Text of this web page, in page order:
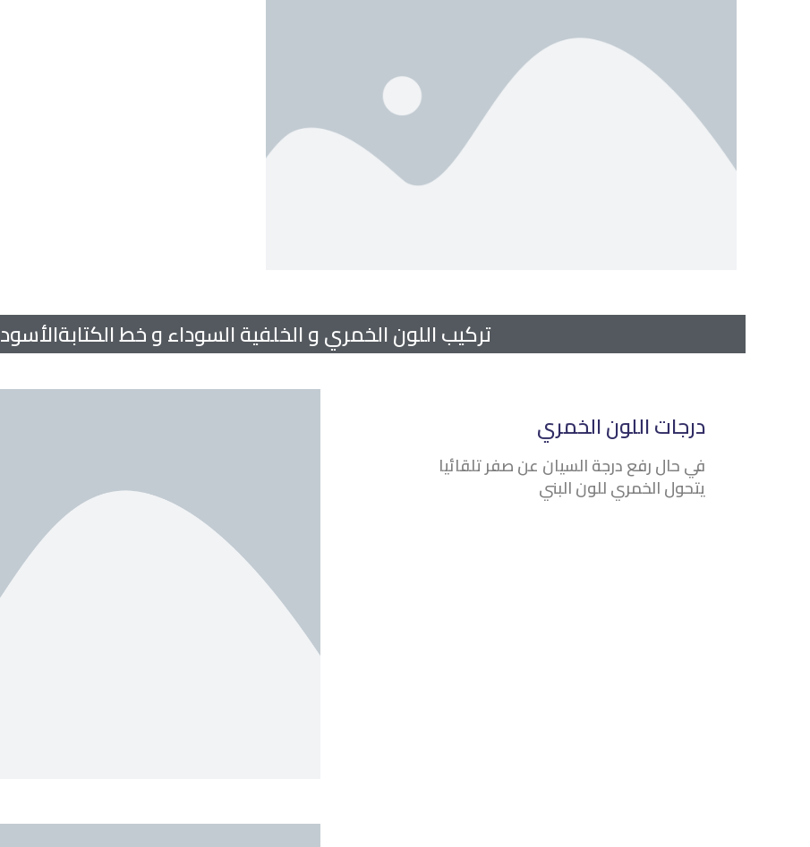
تركيب اللون الخمري و الخلفية السوداء و خط الكتابةالأسود
درجات اللون الخمري
في حال رفع درجة السيان عن صفر تلقائيا
يتحول الخمري للون البني